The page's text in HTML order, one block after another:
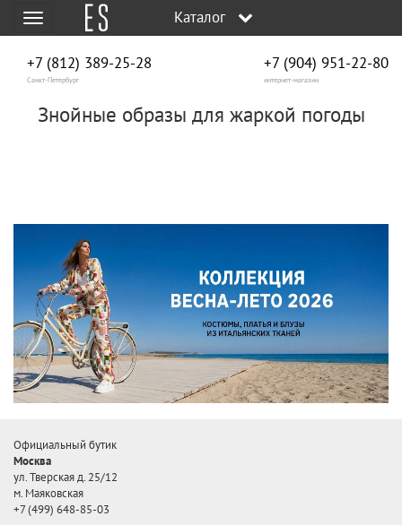
Меню Каталог
+7 (812) 389-25-28
Санкт-Петербург
+7 (904) 951‑22‑80
интернет-магазин
Знойные образы для жаркой погоды
Официальный бутик
Москва
ул. Тверская д. 25/12
м. Маяковская
+7 (499) 648-85-03